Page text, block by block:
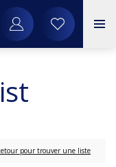
pour trouver une liste